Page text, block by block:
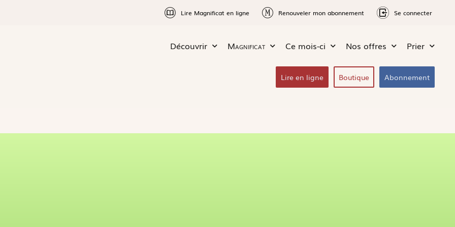
Lire Magnificat en ligne Renouveler mon abonnement Se connecter
Découvrir Magnificat Ce mois-ci Nos offres Prier
Lire en ligne Boutique Abonnement